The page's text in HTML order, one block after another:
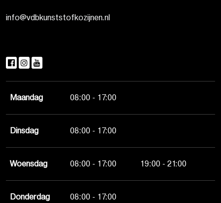
info@vdbkunststofkozijnen.nl
Maandag 08:00 - 17:00
Dinsdag 08:00 - 17:00
Woensdag 08:00 - 17:00 19:00 - 21:00
Donderdag 08:00 - 17:00